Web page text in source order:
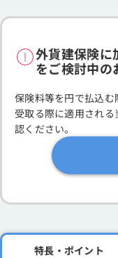
外貨建保険に
をご検討中の
保険料等を円で払込
受取る際に適用され
認ください。
特長・ポイント